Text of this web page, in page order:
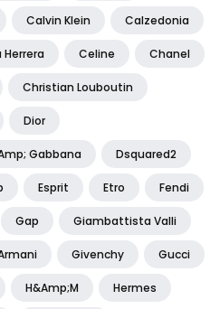
Calvin Klein Calzedonia
Celine Chanel
Christian Louboutin
Dior
Gabbana Dsquared2
Esprit Etro Fendi
Gap Giambattista Valli
Givenchy Gucci
H&amp;m Hermes